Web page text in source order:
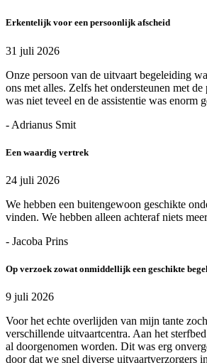
Erkentelijk voor een persoonlijk afscheid
31 juli 2026
Onze persoon van de uitvaart begeleiding
ons met alles. Zelfs het ondersteunen met
was niet teveel en de assistentie was enorm
- Adrianus Smit
Een waardig vertrek
24 juli 2026
We hebben een buitengewoon geschikte
vinden. We hebben alleen achteraf niets
- Jacoba Prins
Op verzoek zowat onmiddellijk een geschikte
9 juli 2026
Voor het echte overlijden van mijn tante
verschillende uitvaartcentra. Aan het
al doorgenomen worden. Dit was erg
door dat we snel diverse uitvaartverzorgers